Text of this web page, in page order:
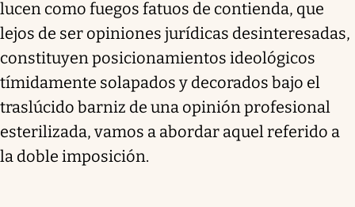
lucen como fuegos fatuos de contienda, que
lejos de ser opiniones jurídicas desinteresadas,
constituyen posicionamientos ideológicos
tímidamente solapados y decorados bajo el
traslúcido barniz de una opinión profesional
esterilizada, vamos a abordar aquel referido a
la doble imposición.